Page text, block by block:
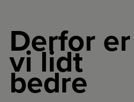
Derfor er
vi lidt
bedre